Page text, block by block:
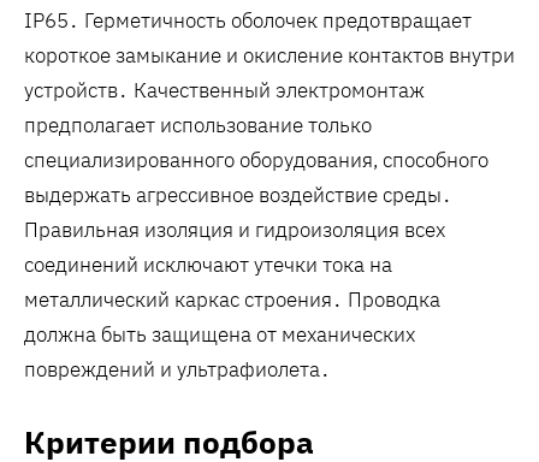
IP65․ Герметичность оболочек предотвращает
короткое замыкание и окисление контактов внутри
устройств․ Качественный электромонтаж
предполагает использование только
специализированного оборудования, способного
выдержать агрессивное воздействие среды․
Правильная изоляция и гидроизоляция всех
соединений исключают утечки тока на
металлический каркас строения․ Проводка
должна быть защищена от механических
повреждений и ультрафиолета․
Критерии подбора